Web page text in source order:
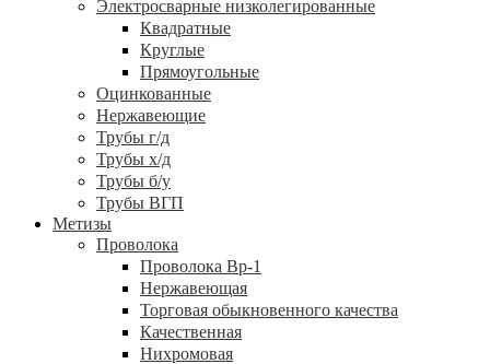
Электросварные низколегированные
Квадратные
Круглые
Прямоугольные
Оцинкованные
Нержавеющие
Трубы г/д
Трубы х/д
Трубы б/у
Трубы ВГП
Метизы
Проволока
Проволока Вр-1
Нержавеющая
Торговая обыкновенного качества
Качественная
Нихромовая